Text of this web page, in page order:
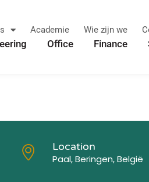
Academie Wie zijn we
Office Finance
Location
Paal, Beringen, België